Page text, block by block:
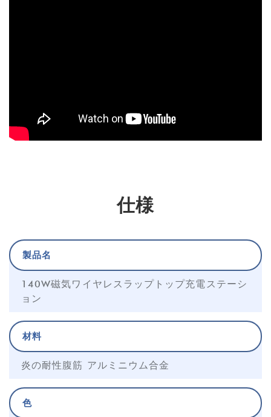
仕様
製品名
140W磁気ワイヤレスラップトップ充電ステーシ
ョン
材料
炎の耐性腹筋 アルミニウム合金
色